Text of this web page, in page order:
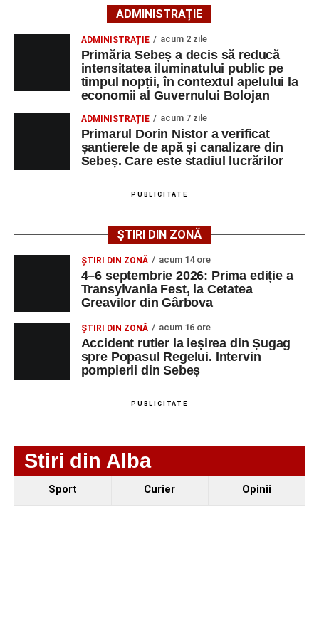
harta culturală a României. Ne dorim ca prima ediție să fie
toți cei care cred că trecutul poate deveni motor de
dezvoltare pentru prezent” , a declarat Alexandru Radu,
președintele Asociației AGORA – Născuți Liberi.
Transylvania Fest va avea loc în perioada
septembrie 2026, laCetatea Greavilor din Gârbova
Intrarea este liberă pe întreaga durată a evenimentului.
Urmărește-ne pe Google News
Ultimele știri din Sebeș
4–6 septembrie 2026: Prima ediție a Transylvania
Fest, la Cetatea Greavilor din Gârbova
Accident rutier la ieșirea din Șugag spre Popasul
Regelui. Intervin pompierii din Sebeș
Biciclist de 70 de ani, rănit într-un accident rutier
Ultimele știri din Sebeș
4–6 septembrie 2026: Prima ediție a Transylvania
Fest, la Cetatea Greavilor din Gârbova
Accident rutier la ieșirea din Șugag spre Popasul
Regelui. Intervin pompierii din Sebeș
Biciclist de 70 de ani, rănit într-un accident rutier
produs pe strada Dorobanți din Sebeș
ADMINISTRAȚIE
ADMINISTRAȚIE acum 2 zile
Primăria Sebeș a decis să reducă
intensitatea iluminatului public pe
timpul nopții, în contextul apelului la
economii al Guvernului Bolojan
ADMINISTRAȚIE acum 7 zile
Primarul Dorin Nistor a verificat
șantierele de apă și canalizare din
Sebeș. Care este stadiul lucrărilor
PUBLICITATE
ȘTIRI DIN ZONĂ
ȘTIRI DIN ZONĂ acum 14 ore
4–6 septembrie 2026: Prima ediție a
Transylvania Fest, la Cetatea
Greavilor din Gârbova
ȘTIRI DIN ZONĂ acum 16 ore
Accident rutier la ieșirea din Șugag
spre Popasul Regelui. Intervin
pompierii din Sebeș
PUBLICITATE
Stiri din Alba
Sport Curier Opinii